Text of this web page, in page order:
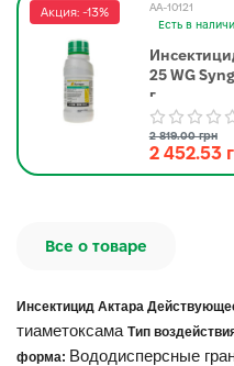
Акция: -13%
AA-10121
Есть в
25 WG
г
2 819.00 грн
2 452.53
Все о товаре
Инсектицид Актара
тиаметоксама Тип
форма: Вододисперсные